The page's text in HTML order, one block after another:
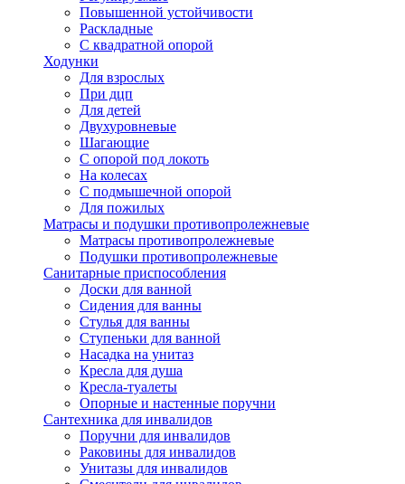
Повышенной устойчивости
Раскладные
С квадратной опорой
Ходунки
Для взрослых
При дцп
Для детей
Двухуровневые
Шагающие
С опорой под локоть
На колесах
С подмышечной опорой
Для пожилых
Матрасы и подушки противопролежневые
Матрасы противопролежневые
Подушки противопролежневые
Санитарные приспособления
Доски для ванной
Сидения для ванны
Стулья для ванны
Ступеньки для ванной
Насадка на унитаз
Кресла для душа
Кресла-туалеты
Опорные и настенные поручни
Сантехника для инвалидов
Поручни для инвалидов
Раковины для инвалидов
Унитазы для инвалидов